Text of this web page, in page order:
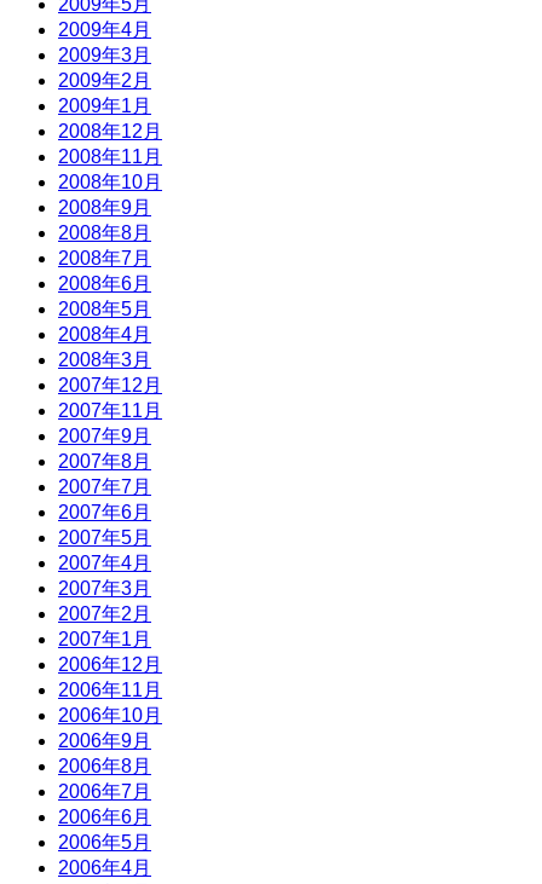
2009年5月
2009年4月
2009年3月
2009年2月
2009年1月
2008年12月
2008年11月
2008年10月
2008年9月
2008年8月
2008年7月
2008年6月
2008年5月
2008年4月
2008年3月
2007年12月
2007年11月
2007年9月
2007年8月
2007年7月
2007年6月
2007年5月
2007年4月
2007年3月
2007年2月
2007年1月
2006年12月
2006年11月
2006年10月
2006年9月
2006年8月
2006年7月
2006年6月
2006年5月
2006年4月